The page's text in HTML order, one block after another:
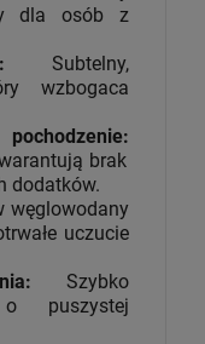
dla osób z
Subtelny,
wzbogaca
brak
dodatków.
węglowodany
uczucie
Szybko
puszystej